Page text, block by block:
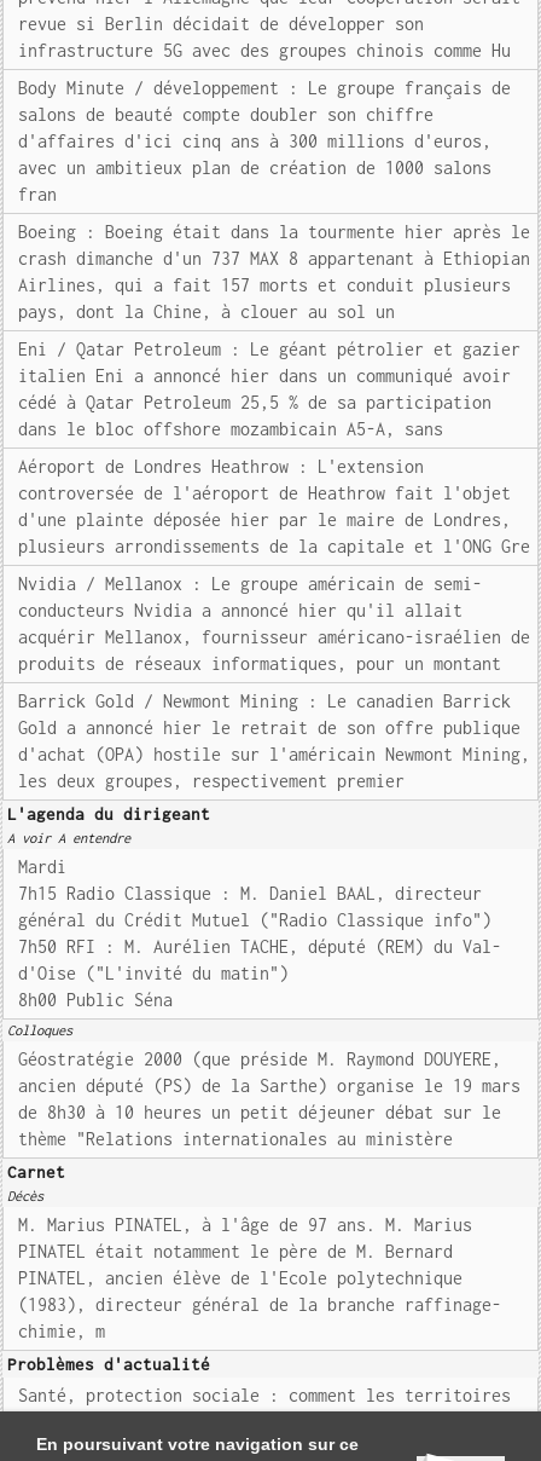
En poursuivant votre navigation sur ce
revue si Berlin décidait de développer son
infrastructure 5G avec des groupes chinois comme Hu
Body Minute / développement : Le groupe français de
salons de beauté compte doubler son chiffre
d'affaires d'ici cinq ans à 300 millions d'euros,
avec un ambitieux plan de création de 1000 salons
fran
Boeing : Boeing était dans la tourmente hier après le
crash dimanche d'un 737 MAX 8 appartenant à Ethiopian
Airlines, qui a fait 157 morts et conduit plusieurs
pays, dont la Chine, à clouer au sol un
Eni / Qatar Petroleum : Le géant pétrolier et gazier
italien Eni a annoncé hier dans un communiqué avoir
cédé à Qatar Petroleum 25,5 % de sa participation
dans le bloc offshore mozambicain A5-A, sans
Aéroport de Londres Heathrow : L'extension
controversée de l'aéroport de Heathrow fait l'objet
d'une plainte déposée hier par le maire de Londres,
plusieurs arrondissements de la capitale et l'ONG Gre
Nvidia / Mellanox : Le groupe américain de semi-
conducteurs Nvidia a annoncé hier qu'il allait
acquérir Mellanox, fournisseur américano-israélien de
produits de réseaux informatiques, pour un montant
Barrick Gold / Newmont Mining : Le canadien Barrick
Gold a annoncé hier le retrait de son offre publique
d'achat (OPA) hostile sur l'américain Newmont Mining,
les deux groupes, respectivement premier
L'agenda du dirigeant
A voir A entendre
Mardi
7h15 Radio Classique : M. Daniel BAAL, directeur
général du Crédit Mutuel ("Radio Classique info")
7h50 RFI : M. Aurélien TACHE, député (REM) du Val-
d'Oise ("L'invité du matin")
8h00 Public Séna
Colloques
Géostratégie 2000 (que préside M. Raymond DOUYERE,
ancien député (PS) de la Sarthe) organise le 19 mars
de 8h30 à 10 heures un petit déjeuner débat sur le
thème "Relations internationales au ministère
Carnet
Décès
M. Marius PINATEL, à l'âge de 97 ans. M. Marius
PINATEL était notamment le père de M. Bernard
PINATEL, ancien élève de l'Ecole polytechnique
(1983), directeur général de la branche raffinage-
chimie, m
Problèmes d'actualité
Santé, protection sociale : comment les territoires